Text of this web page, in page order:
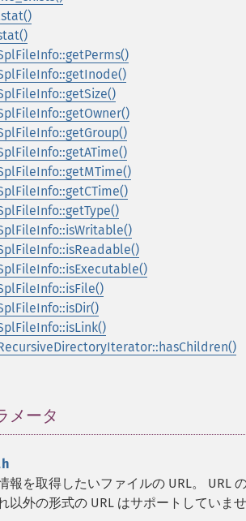
メータ
報を取得したいファイルの URL。 URL
以外の形式の URL はサポートしていませ